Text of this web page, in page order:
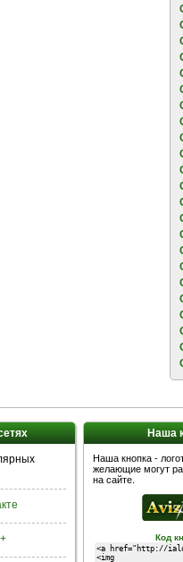
Наша
Наша кнопка -
желающие могут
на сайте.
Код